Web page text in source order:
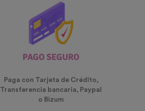
PAGO SEGURO
Paga con Tarjeta de Crédito,
Transferencia bancaria, Paypal
o Bizum